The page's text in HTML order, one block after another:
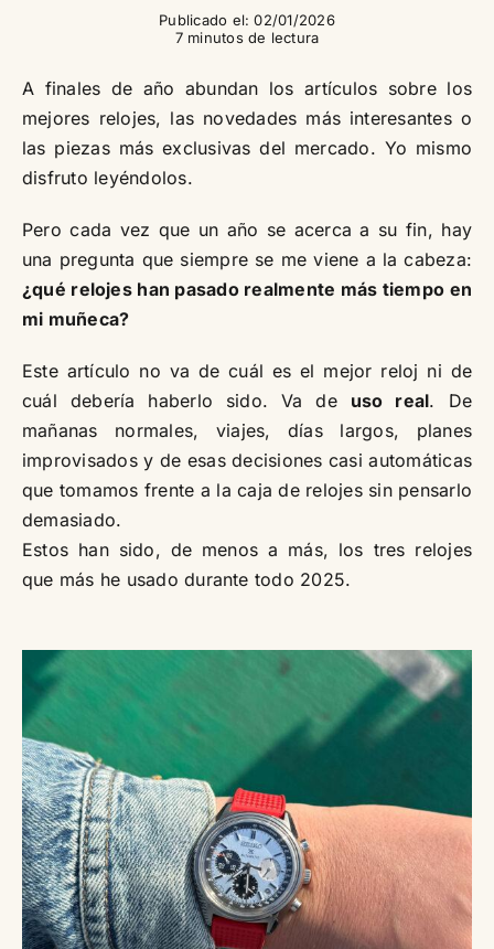
Publicado el: 02/01/2026
7 minutos de lectura
A finales de año abundan los artículos sobre los
mejores relojes, las novedades más interesantes o
las piezas más exclusivas del mercado. Yo mismo
disfruto leyéndolos.
Pero cada vez que un año se acerca a su fin, hay
una pregunta que siempre se me viene a la cabeza:
¿qué relojes han pasado realmente más tiempo en
mi muñeca?
Este artículo no va de cuál es el mejor reloj ni de
cuál debería haberlo sido. Va de uso real. De
mañanas normales, viajes, días largos, planes
improvisados y de esas decisiones casi automáticas
que tomamos frente a la caja de relojes sin pensarlo
demasiado.
Estos han sido, de menos a más, los tres relojes
que más he usado durante todo 2025.